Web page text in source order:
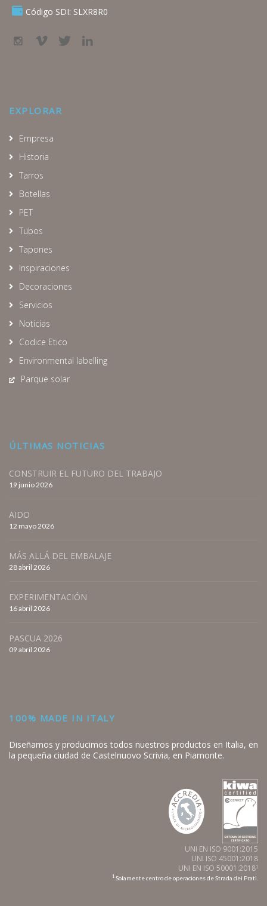
Código SDI: SLXR8R0
EXPLORAR
Empresa
Historia
Tarros
Botellas
PET
Tubos
Tapones
Inspiraciones
Decoraciones
Servicios
Noticias
Codice Etico
Environmental labelling
Parque solar
ÚLTIMAS NOTICIAS
CONSTRUIR EL FUTURO DEL TRABAJO
19 junio 2026
AIDO
12 mayo 2026
MÁS ALLÁ DEL EMBALAJE
28 abril 2026
EXPERIMENTACIÓN
16 abril 2026
PASCUA 2026
09 abril 2026
100% MADE IN ITALY
Diseñamos y producimos todos nuestros productos en Italia, en
la pequeña ciudad de Castelnuovo Scrivia, en Piamonte.
UNI EN ISO 9001:2015
UNI ISO 45001:2018
UNI EN ISO 50001:20181
1 Solamente centro de operaciones de Strada dei Prati.